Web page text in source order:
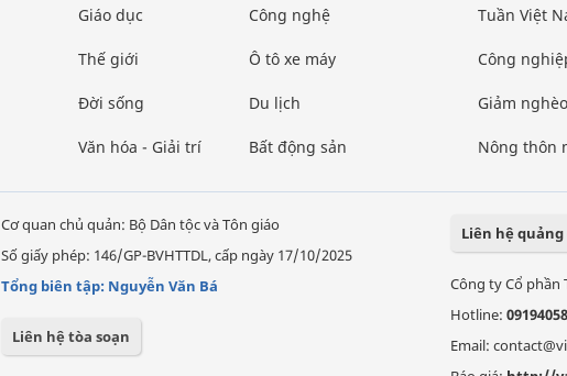
Giáo dục
Thế giới
Đời sống
Văn hóa - Giải trí
Công nghệ
Ô tô xe máy
Du lịch
Bất động sản
Tuần Việt
Công
Giảm
Nông thôn
Cơ quan chủ quản: Bộ Dân tộc và Tôn giáo
Số giấy phép: 146/GP-BVHTTDL, cấp ngày 17/10/2025
Tổng biên tập: Nguyễn Văn Bá
Liên hệ tòa soạn
Liên hệ quảng
Công ty Cổ
Hotline:
Email: